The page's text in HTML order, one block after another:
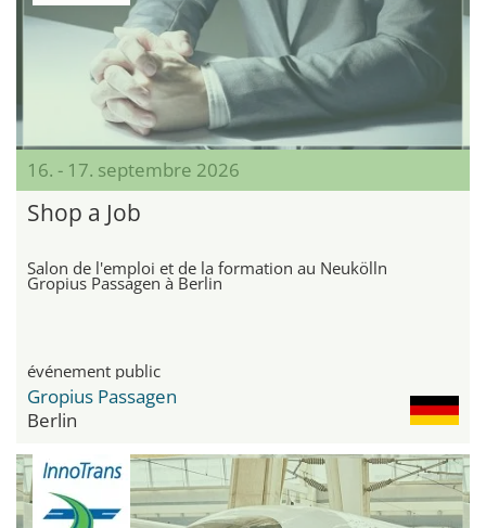
16. - 17. septembre 2026
Shop a Job
Salon de l'emploi et de la formation au Neukölln
Gropius Passagen à Berlin
événement public
Gropius Passagen
Berlin